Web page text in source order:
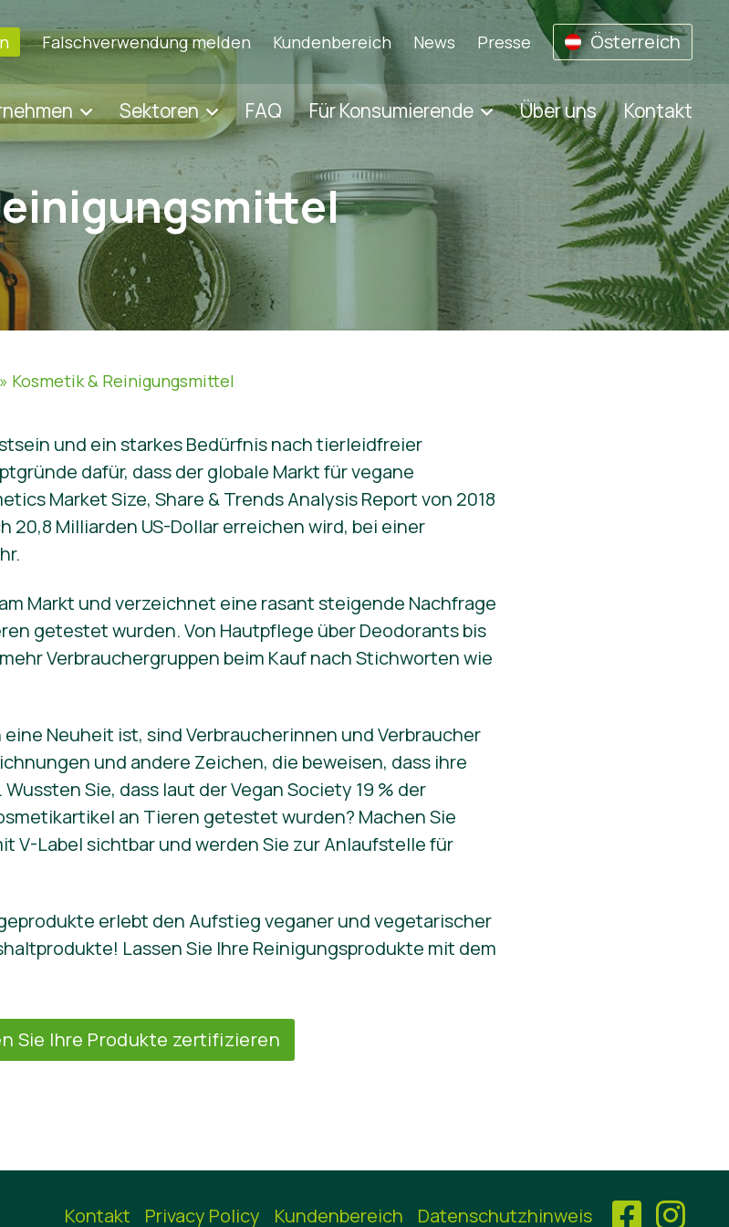
Falschverwendung melden Kundenbereich News Presse Österreich
Sektoren FAQ Für Konsumierende Über uns Kontakt
» Kosmetik & Reinigungsmittel
und ein starkes Bedürfnis nach tierleidfreier
dafür, dass der globale Markt für vegane
Market Size, Share & Trends Analysis Report von 2018
20,8 Milliarden US-Dollar erreichen wird, bei einer
Markt und verzeichnet eine rasant steigende Nachfrage
getestet wurden. Von Hautpflege über Deodorants bis
Verbrauchergruppen beim Kauf nach Stichworten wie
Neuheit ist, sind Verbraucherinnen und Verbraucher
und andere Zeichen, die beweisen, dass ihre
Sie, dass laut der Vegan Society 19 % der
an Tieren getestet wurden? Machen Sie
V-Label sichtbar und werden Sie zur Anlaufstelle für
erlebt den Aufstieg veganer und vegetarischer
Lassen Sie Ihre Reinigungsprodukte mit dem
Sie Ihre Produkte zertifizieren
Kontakt Privacy Policy Kundenbereich Datenschutzhinweis